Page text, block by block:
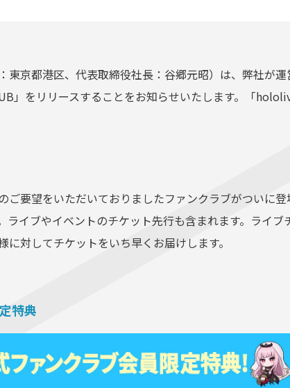
東京都港区、代表取締役社長：谷郷元昭）は、弊社が
」をリリースすることをお知らせいたします。「
ご要望をいただいておりましたファンクラブがついに
ライブやイベントのチケット先行も含まれます。ライ
に対してチケットをいち早くお届けします。
特典